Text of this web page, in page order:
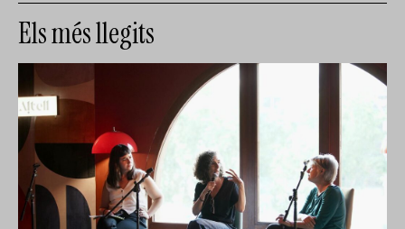
Els més llegits